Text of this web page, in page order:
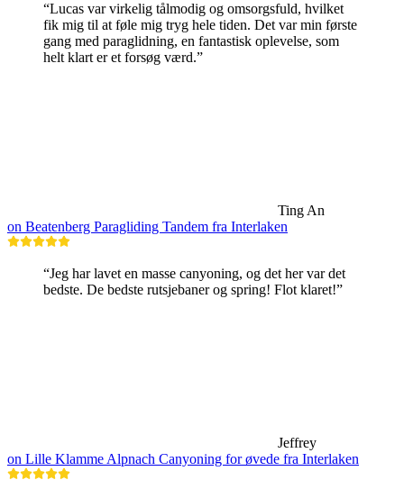
“Lucas var virkelig tålmodig og omsorgsfuld, hvilket
fik mig til at føle mig tryg hele tiden. Det var min første
gang med paraglidning, en fantastisk oplevelse, som
helt klart er et forsøg værd.”
Ting An
on Beatenberg Paragliding Tandem fra Interlaken
“Jeg har lavet en masse canyoning, og det her var det
bedste. De bedste rutsjebaner og spring! Flot klaret!”
Jeffrey
on Lille Klamme Alpnach Canyoning for øvede fra Interlaken